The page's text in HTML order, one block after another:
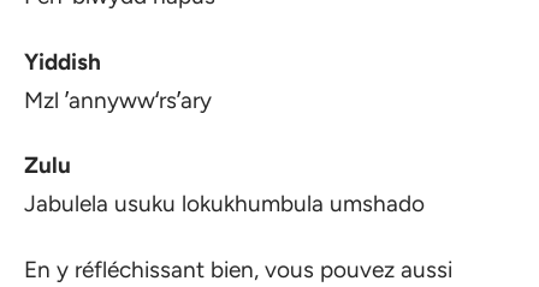
Yiddish
Mzl ʼannywwʻrsʼary
Zulu
Jabulela usuku lokukhumbula umshado
En y réfléchissant bien, vous pouvez aussi